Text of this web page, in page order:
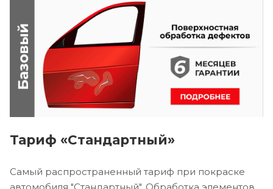
Тариф «Стандартный»
Самый распространенный тариф при покраске